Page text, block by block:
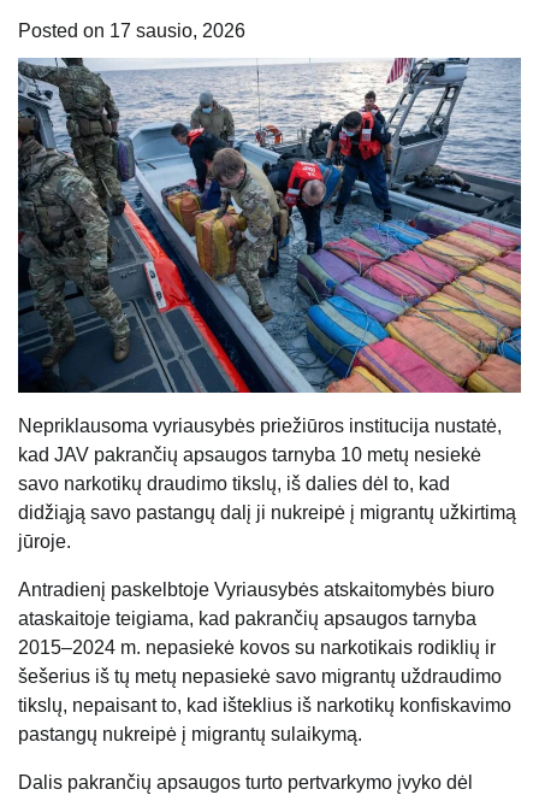
Posted on 17 sausio, 2026
Nepriklausoma vyriausybės priežiūros institucija nustatė,
kad JAV pakrančių apsaugos tarnyba 10 metų nesiekė
savo narkotikų draudimo tikslų, iš dalies dėl to, kad
didžiąją savo pastangų dalį ji nukreipė į migrantų užkirtimą
jūroje.
Antradienį paskelbtoje Vyriausybės atskaitomybės biuro
ataskaitoje teigiama, kad pakrančių apsaugos tarnyba
2015–2024 m. nepasiekė kovos su narkotikais rodiklių ir
šešerius iš tų metų nepasiekė savo migrantų uždraudimo
tikslų, nepaisant to, kad išteklius iš narkotikų konfiskavimo
pastangų nukreipė į migrantų sulaikymą.
Dalis pakrančių apsaugos turto pertvarkymo įvyko dėl